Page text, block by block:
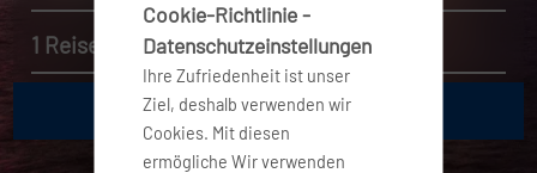
1 Reisender, Economy
Cookie-Richtlinie -
Datenschutzeinstellungen
Ihre Zufriedenheit ist unser
Ziel, deshalb verwenden wir
Cookies. Mit diesen
ermögliche Wir verwenden